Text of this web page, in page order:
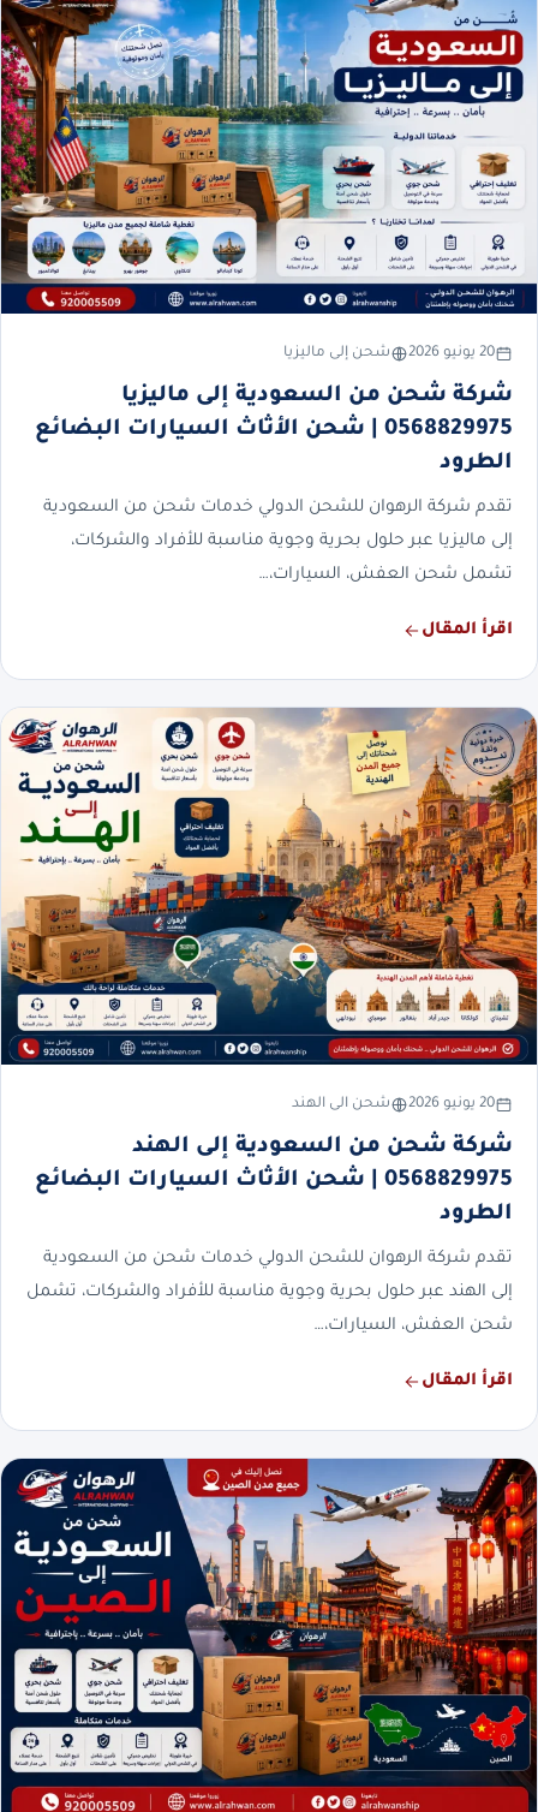
20 يونيو 2026 شحن إلى ماليزيا
شركة شحن من السعودية إلى ماليزيا
0568829975 | شحن الأثاث السيارات البضائع
الطرود
تقدم شركة الرهوان للشحن الدولي خدمات شحن من السعودية
إلى ماليزيا عبر حلول بحرية وجوية مناسبة للأفراد والشركات،
تشمل شحن العفش، السيارات،…
اقرأ المقال
20 يونيو 2026 شحن الى الهند
شركة شحن من السعودية إلى الهند
0568829975 | شحن الأثاث السيارات البضائع
الطرود
تقدم شركة الرهوان للشحن الدولي خدمات شحن من السعودية
إلى الهند عبر حلول بحرية وجوية مناسبة للأفراد والشركات، تشمل
شحن العفش، السيارات،…
اقرأ المقال